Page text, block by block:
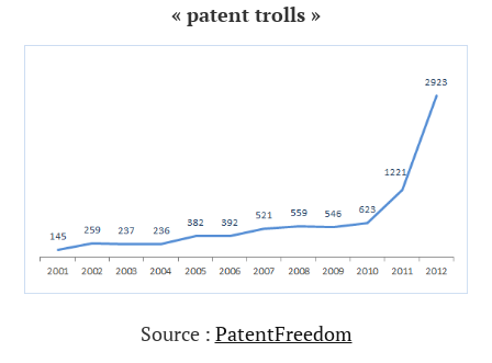
« patent trolls »
Source : PatentFreedom